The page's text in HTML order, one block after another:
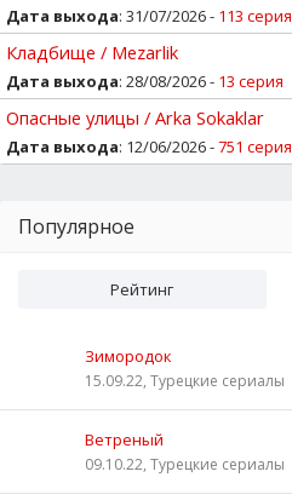
Дата выхода: 31/07/2026 - 113 серия
Кладбище / Mezarlik
Дата выхода: 28/08/2026 - 13 серия
Опасные улицы / Arka Sokaklar
Дата выхода: 12/06/2026 -751 серия
Популярное
Рейтинг
Зимородок
15.09.22, Турецкие сериалы
Ветреный
09.10.22, Турецкие сериалы